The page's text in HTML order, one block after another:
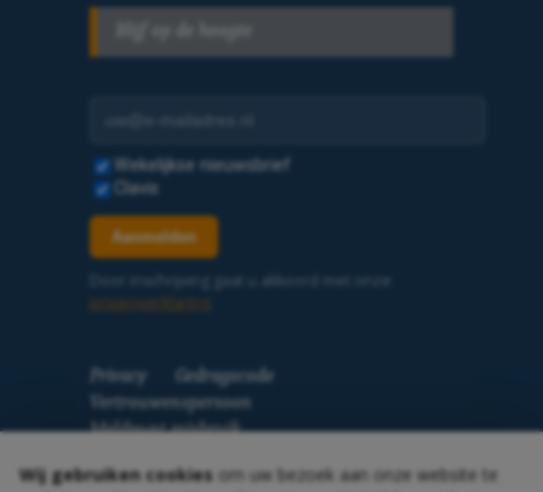
Selecteer nieuwsbrieven
Wekelijkse nieuwsbrief
Clavis
Aanmelden
Door inschrijving gaat u akkoord met onze
privacyverklaring
Privacy
Gedragscode
Vertrouwenspersoon
Meldpunt misbruik
Wij gebruiken cookies om uw bezoek aan onze website te